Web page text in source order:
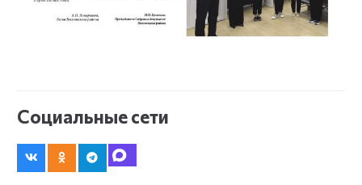
Социальные сети